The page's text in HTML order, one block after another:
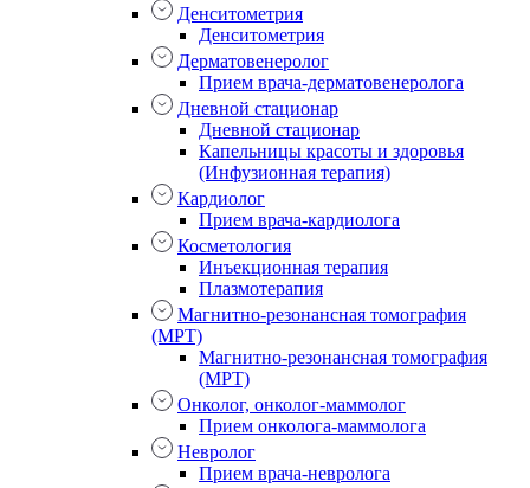
Денситометрия
Денситометрия
Дерматовенеролог
Прием врача-дерматовенеролога
Дневной стационар
Дневной стационар
Капельницы красоты и здоровья
(Инфузионная терапия)
Кардиолог
Прием врача-кардиолога
Косметология
Инъекционная терапия
Плазмотерапия
Магнитно-резонансная томография
(МРТ)
Магнитно-резонансная томография
(МРТ)
Онколог, онколог-маммолог
Прием онколога-маммолога
Невролог
Прием врача-невролога